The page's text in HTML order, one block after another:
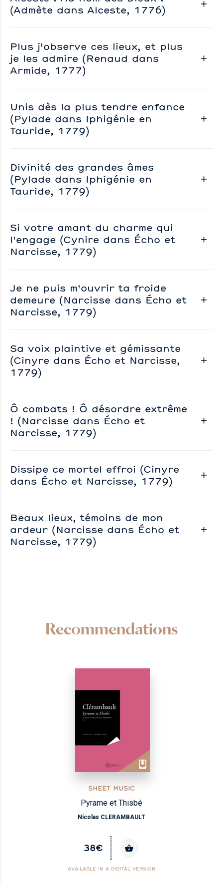
(Admète dans Alceste, 1776)
Plus j'observe ces lieux, et plus
je les admire (Renaud dans
Armide, 1777)
Unis dès la plus tendre enfance
(Pylade dans Iphigénie en
Tauride, 1779)
Divinité des grandes âmes
(Pylade dans Iphigénie en
Tauride, 1779)
Si votre amant du charme qui
l'engage (Cynire dans Écho et
Narcisse, 1779)
Je ne puis m'ouvrir ta froide
demeure (Narcisse dans Écho et
Narcisse, 1779)
Sa voix plaintive et gémissante
(Cinyre dans Écho et Narcisse,
1779)
Ô combats ! Ô désordre extrême
! (Narcisse dans Écho et
Narcisse, 1779)
Dissipe ce mortel effroi (Cinyre
dans Écho et Narcisse, 1779)
Beaux lieux, témoins de mon
ardeur (Narcisse dans Écho et
Narcisse, 1779)
Recommendations
SHEET MUSIC
Pyrame et Thisbé
Nicolas CLERAMBAULT
38€
AVAILABLE IN A DIGITAL VERSION